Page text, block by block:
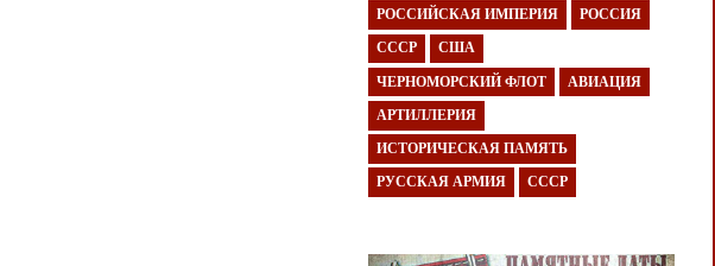
РОССИЙСКАЯ ИМПЕРИЯ РОССИЯ
СССР США
ЧЕРНОМОРСКИЙ ФЛОТ АВИАЦИЯ
АРТИЛЛЕРИЯ
ИСТОРИЧЕСКАЯ ПАМЯТЬ
РУССКАЯ АРМИЯ СССР